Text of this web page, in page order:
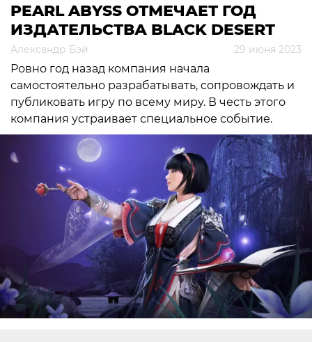
PEARL ABYSS ОТМЕЧАЕТ ГОД
ИЗДАТЕЛЬСТВА BLACK DESERT
Александр Бэй 29 июня 2023
Ровно год назад компания начала
самостоятельно разрабатывать, сопровождать и
публиковать игру по всему миру. В честь этого
компания устраивает специальное событие.